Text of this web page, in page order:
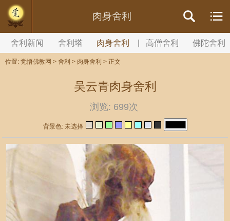
//内容文章背景颜色设置
肉身舍利
舍利新闻 舍利塔 肉身舍利 | 高僧舍利 佛陀舍利
位置: 觉悟佛教网 > 舍利 > 肉身舍利 > 正文
吴云青肉身舍利
浏览: 699次
背景色: 未选择